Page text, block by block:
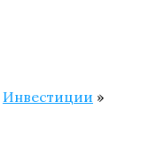
Инвестиции »